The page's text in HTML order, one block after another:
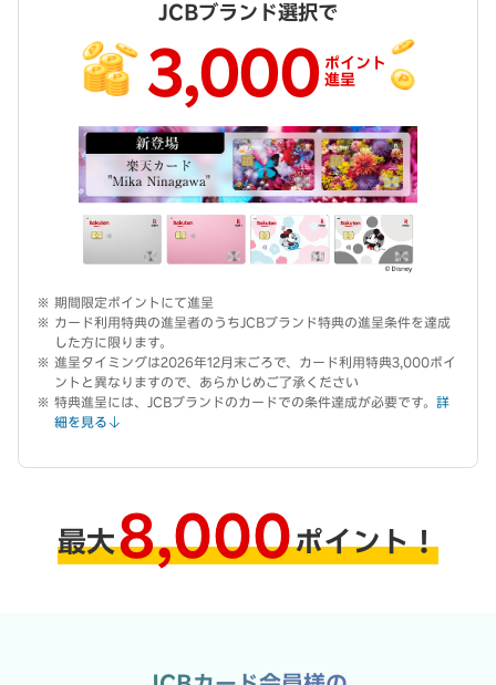
JCBブランド選択で
3,000 ポイント
進呈
期間限定ポイントにて進呈
カード利用特典の進呈者のうちJCBブランド特典の進呈条件を達成
した方に限ります。
進呈タイミングは2026年12月末ごろで、カード利用特典3,000ポイ
ントと異なりますので、あらかじめご了承ください
特典進呈には、JCBブランドのカードでの条件達成が必要です。 詳
細を見る
最大8,000ポイント！